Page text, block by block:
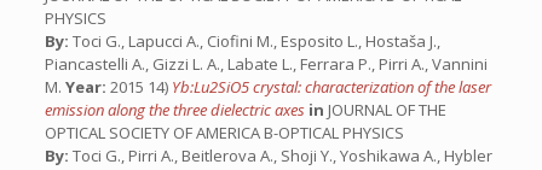
PHYSICS
By: Toci G., Lapucci A., Ciofini M., Esposito L., Hostaša J.,
Piancastelli A., Gizzi L. A., Labate L., Ferrara P., Pirri A., Vannini
M. Year: 2015 14) Yb:Lu2SiO5 crystal: characterization of the laser
emission along the three dielectric axes in JOURNAL OF THE
OPTICAL SOCIETY OF AMERICA B-OPTICAL PHYSICS
By: Toci G., Pirri A., Beitlerova A., Shoji Y., Yoshikawa A., Hybler